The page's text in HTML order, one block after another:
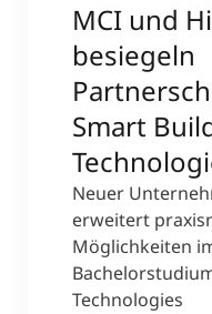
MCI und
besiegeln
Smart
Neuer
erweitert
Möglichkeiten
Technologies